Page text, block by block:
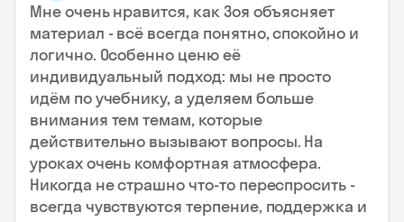
Мне очень нравится, как Зоя объясняет
материал - всё всегда понятно, спокойно и
логично. Особенно ценю её
индивидуальный подход: мы не просто
идём по учебнику, а уделяем больше
внимания тем темам, которые
действительно вызывают вопросы. На
уроках очень комфортная атмосфера.
Никогда не страшно что-то переспросить -
всегда чувствуются терпение, поддержка и